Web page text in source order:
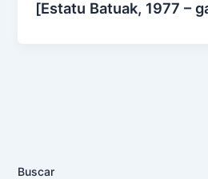
[Estatu Batuak, 1977 –
Buscar